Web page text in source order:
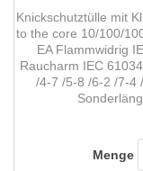
Knickschutztülle mit
to the core 10/100/
EA Flammwidrig
Raucharm IEC
/4-7 /5-8 /6-2 /7-4
Menge